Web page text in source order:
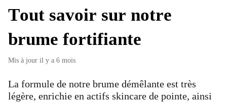
Tout savoir sur notre
brume fortifiante
Mis à jour il y a 6 mois
La formule de notre brume démêlante est très
légère, enrichie en actifs skincare de pointe, ainsi